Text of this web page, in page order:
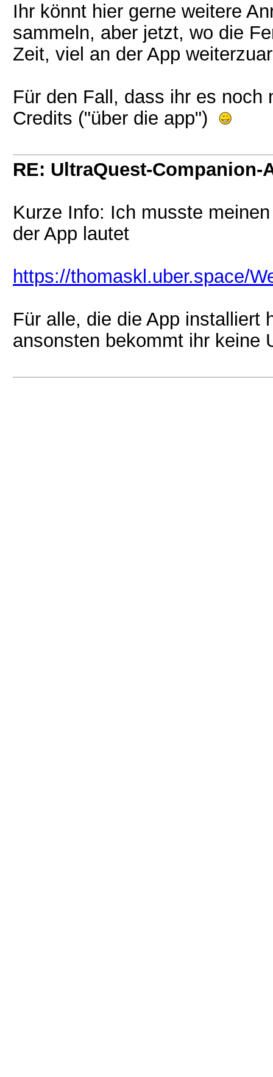
Ihr könnt hier gerne weitere
sammeln, aber jetzt, wo die
Zeit, viel an der App
Für den Fall, dass ihr es
Credits ("über die app")
RE: UltraQuest-Companion-
Kurze Info: Ich musste
der App lautet
https://thomaskl.uber.space/
Für alle, die die App installiert
ansonsten bekommt ihr keine